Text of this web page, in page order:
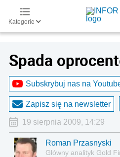
Kategorie
Spada
Subskrybuj nas na
Zapisz się na newsletter
19 sierpnia 2009, 14:29
Roman Przasnyski
Główny analityk Gold